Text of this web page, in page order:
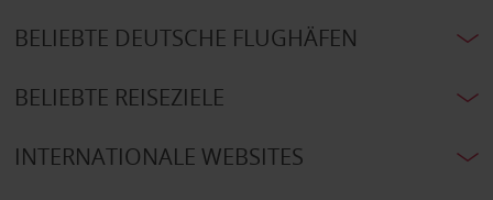
BELIEBTE DEUTSCHE FLUGHÄFEN
BELIEBTE REISEZIELE
INTERNATIONALE WEBSITES